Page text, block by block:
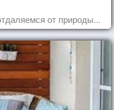
от природы...